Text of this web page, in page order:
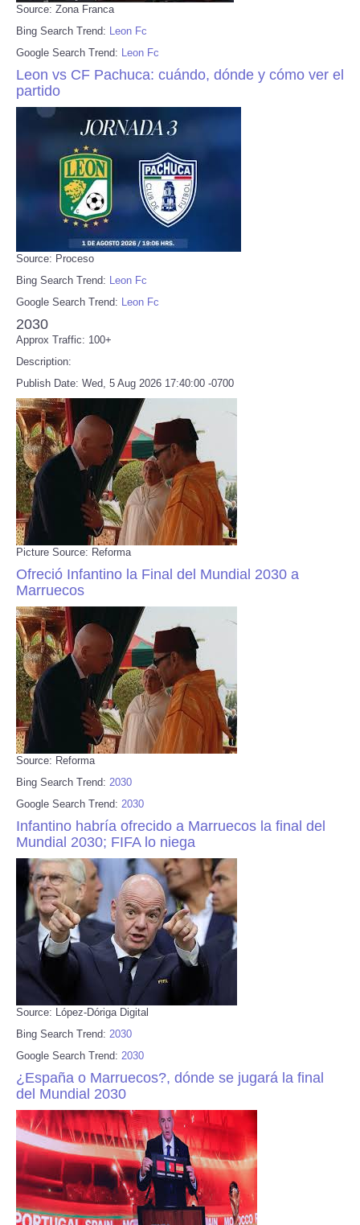
Source: Zona Franca
Bing Search Trend: Leon Fc
Google Search Trend: Leon Fc
Leon vs CF Pachuca: cuándo, dónde y cómo ver el
partido
Source: Proceso
Bing Search Trend: Leon Fc
Google Search Trend: Leon Fc
2030
Approx Traffic: 100+
Description:
Publish Date: Wed, 5 Aug 2026 17:40:00 -0700
Picture Source: Reforma
Ofreció Infantino la Final del Mundial 2030 a
Marruecos
Source: Reforma
Bing Search Trend: 2030
Google Search Trend: 2030
Infantino habría ofrecido a Marruecos la final del
Mundial 2030; FIFA lo niega
Source: López-Dóriga Digital
Bing Search Trend: 2030
Google Search Trend: 2030
¿España o Marruecos?, dónde se jugará la final
del Mundial 2030